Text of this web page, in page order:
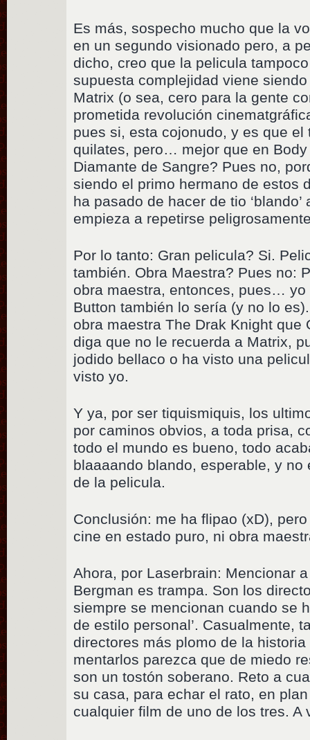
Es más, sospecho mucho que la
en un segundo visionado pero, a
dicho, creo que la pelicula
supuesta complejidad viene
Matrix (o sea, cero para la gente
prometida revolución
pues si, esta cojonudo, y es que el
quilates, pero… mejor que en
Diamante de Sangre? Pues no,
siendo el primo hermano de estos
ha pasado de hacer de tio ‘blando’
empieza a repetirse
Por lo tanto: Gran pelicula? Si.
también. Obra Maestra? Pues no:
obra maestra, entonces, pues…
Button también lo sería (y no lo
obra maestra The Drak Knight que
diga que no le recuerda a Matrix,
jodido bellaco o ha visto una
visto yo.
Y ya, por ser tiquismiquis, los
por caminos obvios, a toda prisa,
todo el mundo es bueno, todo
blaaaando blando, esperable, y
de la pelicula.
Conclusión: me ha flipao (xD),
cine en estado puro, ni obra
Ahora, por Laserbrain: Mencionar
Bergman es trampa. Son los
siempre se mencionan cuando se
de estilo personal’. Casualmente,
directores más plomo de la
mentarlos parezca que de miedo
son un tostón soberano. Reto a
su casa, para echar el rato, en plan
cualquier film de uno de los tres. A